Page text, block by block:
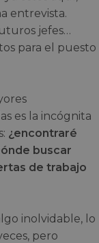
entrevista.
jefes…
para el puesto
es la incógnita
¿encontraré
buscar
de trabajo
inolvidable, lo
pero